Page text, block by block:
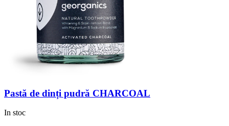
Pastă de dinți pudră CHARCOAL
In stoc